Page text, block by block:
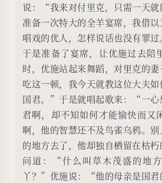
说：“我来对付里克，只需一天就
准备一次特大的全羊宴席，我借
唱戏的优人，怎样说话也没有罪
于是准备了宴席，让优施过去陪
时，优施站起来舞蹈，对里克的
吃这一顿，我今天就教这位大夫
国君。”于是就唱起歌来：“一心
君啊，却不知如何才能愉快而又
啊，他的智慧还不及鸟雀乌鸦。
的地方去了，他却独自栖留在枯
问道：“什么叫草木茂盛的地
丫？”优施说：“他的母亲是国君